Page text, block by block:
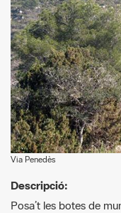
Via Penedès
Descripció:
Posa’t les botes de
de la fil·loxera, de
arribarem a un dels